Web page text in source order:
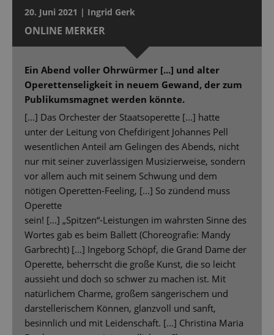
20. Juni 2021 | Ingrid Gerk
ONLINE MERKER
Ein Abend voller Ohrwürmer [...] und alter
Operettenseligkeit in neuem Gewand, der zum
Publikumsmagnet werden könnte.
[...] Das Orchester der Staatsoperette [...] hatte
unter der Leitung von Chefdirigent Johannes Pell
wesentlichen Anteil am Gelingen des Abends, nicht
nur mit seiner zuverlässigen Musizierweise, sondern
vor allem auch mit seinem Schwung und dem
nötigen Operetten-Feeling, [...] So zündend muss
Operette
sein! [...] „Spitzen“-Leistungen im wahrsten Sinne des
Wortes gab es beim Ballett (Choreografie: Mandy
Garbrecht) [...] Ingeborg Schöpf, die Grand Dame der
Operette, beherrscht die große Kunst, die so leicht
aussieht und doch so schwer zu machen ist. Mit
natürlichem Charme, großem sängerischem und
darstellerischem Können, glanzvoll und sanft,
besinnlich und mit Leidenschaft. [...] Christina Maria